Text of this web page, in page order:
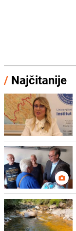
/ Najčitanije